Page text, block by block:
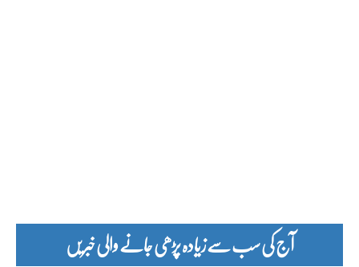
آج کی سب سے زیادہ پڑھی جانے والی خبریں